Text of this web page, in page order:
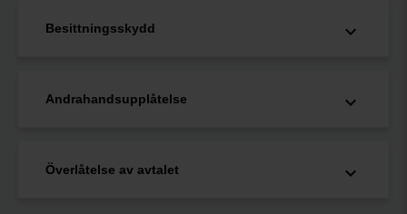
Besittningsskydd
Andrahandsupplåtelse
Överlåtelse av avtalet